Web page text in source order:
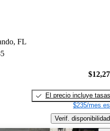
FL
El precio incluye tasas
$235/mes
Verif. disponibilidad